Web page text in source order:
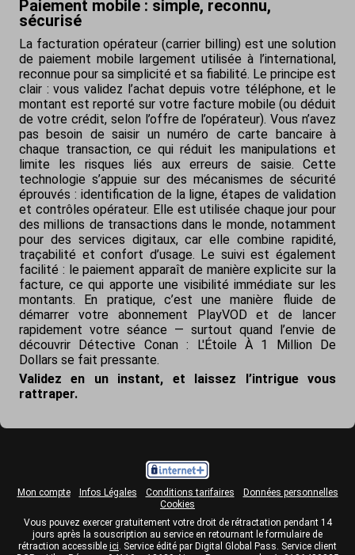
Paiement mobile : simple, reconnu,
sécurisé
La facturation opérateur (carrier billing) est une solution
de paiement mobile largement utilisée à l’international,
reconnue pour sa simplicité et sa fiabilité. Le principe est
clair : vous validez l’achat depuis votre téléphone, et le
montant est reporté sur votre facture mobile (ou déduit
de votre crédit, selon l’offre de l’opérateur). Vous n’avez
pas besoin de saisir un numéro de carte bancaire à
chaque transaction, ce qui réduit les manipulations et
limite les risques liés aux erreurs de saisie. Cette
technologie s’appuie sur des mécanismes de sécurité
éprouvés : identification de la ligne, étapes de validation
et contrôles opérateur. Elle est utilisée chaque jour pour
des millions de transactions dans le monde, notamment
pour des services digitaux, car elle combine rapidité,
traçabilité et confort d’usage. Le suivi est également
facilité : le paiement apparaît de manière explicite sur la
facture, ce qui apporte une visibilité immédiate sur les
montants. En pratique, c’est une manière fluide de
démarrer votre abonnement PlayVOD et de lancer
rapidement votre séance — surtout quand l’envie de
découvrir Détective Conan : L'Étoile À 1 Million De
Dollars se fait pressante.
Validez en un instant, et laissez l’intrigue vous
rattraper.
Mon compte Infos Légales Conditions tarifaires
Données personnelles
Cookies
Vous pouvez exercer gratuitement votre droit de rétractation pendant 14
jours après la souscription au service en retournant le formulaire de
rétraction accessible ici . Service édité par Digital Global Pass. Service client